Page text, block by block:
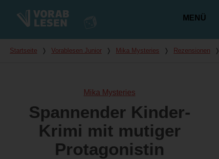
MENÜ
Du bist hier
Startseite ❭ Vorablesen Junior ❭ Mika Mysteries ❭ Rezensionen
Mika Mysteries
Spannender Kinder-
Krimi mit mutiger
Protagonistin